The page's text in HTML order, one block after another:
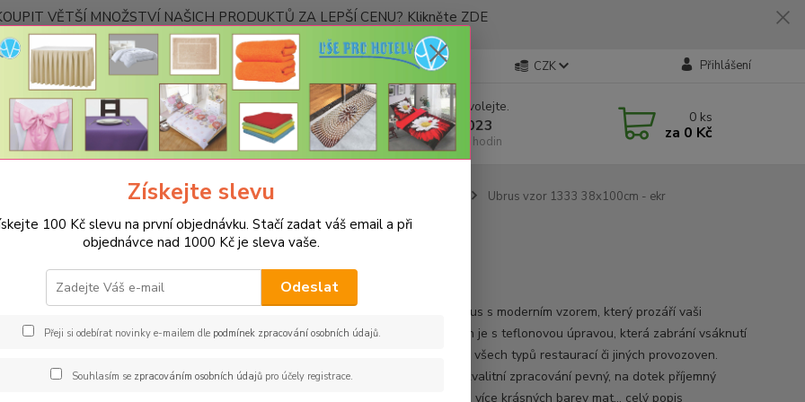
VĚTŠÍ MNOŽSTVÍ NAŠICH PRODUKTŮ ZA LEPŠÍ CENU? Klikněte ZDE
Kontakty CZK Přihlášení
Hledat
Nevíte si rady? Zavolejte.
+420 773 794 023
Pondělí-pátek 9-16 hodin
0 ks
za 0 Kč
Slavnostní ubrusy 1333 s vodoodpudivou úpravou Ubrus vzor 1333 38x100cm - ekr
vzor 1333 38x100cm - ekr
Gastronomický ubrus s moderním vzorem, který prozáří vaši
provozovnu. Povrch je s teflonovou úpravou, která zabrání vsáknutí
tekutin. Vhodný do všech typů restaurací či jiných provozoven.
strojové šití velmi kvalitní zpracování pevný, na dotek příjemný
materiál k dispozici více krásných barev mat... celý popis
Získejte slevu
100 Kč slevu na první objednávku. Stačí zadat váš email a při
objednávce nad 1000 Kč je sleva vaše.
Odeslat
Přeji si odebírat novinky e-mailem dle podmínek zpracování osobních údajů.
Souhlasím se zpracováním osobních údajůpro účely registrace.